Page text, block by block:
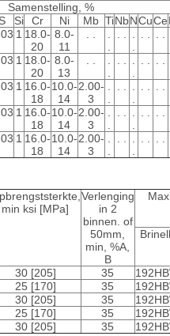
Samenstelling, %
S Si Cr Ni Mb TiNbNCuCe
1 18.0-
20
8.0-
11
. .
.
.
. . .
.
. . . .
1 18.0-
20
8.0-
13
. .
.
.
. . .
.
. . . .
1 16.0-
18
10.0-
14
2.00-
3
.
.
. . .
.
. . . .
1 16.0-
18
10.0-
14
2.00-
3
.
.
. . .
.
. . . .
1 16.0-
18
10.0-
14
2.00-
3
.
.
. . .
.
. . . .
min ksi [MPa]
Verlenging
in 2
binnen. of
50mm,
min, %A,
B
30 [205] 35
25 [170] 35
30 [205] 35
25 [170] 35
30 [205] 35